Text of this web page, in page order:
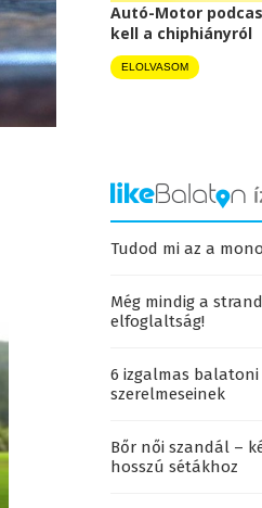
Autó-Motor
kell a chiphiányról
ELOLVASOM
Tudod mi az a
Még mindig a
elfoglaltság!
6 izgalmas
szerelmeseinek
Bőr női szandál –
hosszú sétákhoz